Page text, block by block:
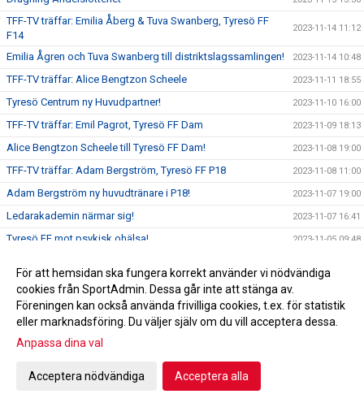
TFF-TV träffar: Emilia Åberg & Tuva Swanberg, Tyresö FF
F14
2023-11-14 11:12
Emilia Ågren och Tuva Swanberg till distriktslagssamlingen! 2023-11-14 10:48
TFF-TV träffar: Alice Bengtzon Scheele 2023-11-11 18:55
Tyresö Centrum ny Huvudpartner! 2023-11-10 16:00
TFF-TV träffar: Emil Pagrot, Tyresö FF Dam 2023-11-09 18:13
Alice Bengtzon Scheele till Tyresö FF Dam! 2023-11-08 19:00
TFF-TV träffar: Adam Bergström, Tyresö FF P18 2023-11-08 11:00
Adam Bergström ny huvudtränare i P18! 2023-11-07 19:00
Ledarakademin närmar sig! 2023-11-07 16:41
Tyresö FF mot psykisk ohälsa! 2023-11-05 09:48
Emil Pagrot ny huvudtränare för damlaget!
Feriejobbare på Tyresövallen! 2023-10-31 17:00
Höstlovscupen!
Framtidsveckan| Investeringar i ungdomsverksamheten
Jeppe Mauritzson ny blockansvarig!
För att hemsidan ska fungera korrekt använder vi nödvändiga
cookies från SportAdmin. Dessa går inte att stänga av.
Föreningen kan också använda frivilliga cookies, t.ex. för statistik
eller marknadsföring. Du väljer själv om du vill acceptera dessa.
Anpassa dina val
Acceptera nödvändiga Acceptera alla